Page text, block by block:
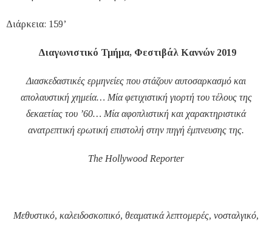
Διάρκεια: 159’
Διαγωνιστικό Τμήμα, Φεστιβάλ Καννών 2019
Διασκεδαστικές ερμηνείες που στάζουν αυτοσαρκασμό και
απολαυστική χημεία… Μία φετιχιστική γιορτή του τέλους της
δεκαετίας του ’60… Μία αφοπλιστική και χαρακτηριστικά
ανατρεπτική ερωτική επιστολή στην πηγή έμπνευσης της.
The Hollywood Reporter
Μεθυστικό, καλειδοσκοπικό, θεαματικά λεπτομερές, νοσταλγικό,